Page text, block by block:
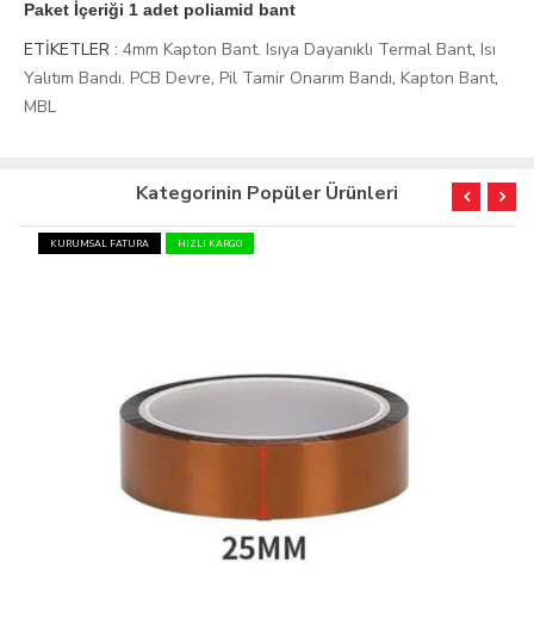
Paket İçeriği 1 adet poliamid bant
ETİKETLER : 4mm Kapton Bant. Isıya Dayanıklı Termal Bant, Isı
Yalıtım Bandı. PCB Devre, Pil Tamir Onarım Bandı, Kapton Bant,
MBL
Kategorinin Popüler Ürünleri
KURUMSAL FATURA HIZLI KARGO